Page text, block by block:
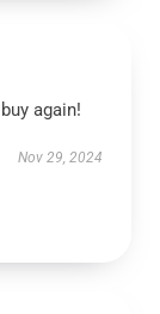
again!
Nov 29, 2024